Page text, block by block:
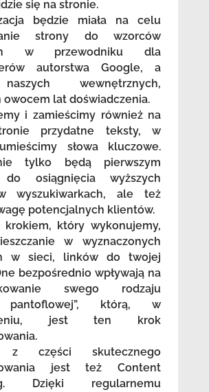
się na stronie.
będzie miała na celu
strony do wzorców
w przewodniku dla
autorstwa Google, a
wewnętrznych,
owocem lat doświadczenia.
i zamieścimy również na
przydatne teksty, w
słowa kluczowe.
tylko będą pierwszym
do osiągnięcia wyższych
wyszukiwarkach, ale też
potencjalnych klientów.
krokiem, który wykonujemy,
w wyznaczonych
w sieci, linków do twojej
bezpośrednio wpływają na
swego rodzaju
pantoflowej”, którą, w
jest ten krok
z części skutecznego
jest też Content
Dzięki regularnemu